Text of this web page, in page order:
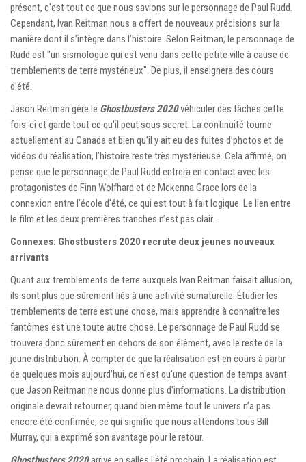
présent, c'est tout ce que nous savions sur le personnage de Paul Rudd.
Cependant, Ivan Reitman nous a offert de nouveaux précisions sur la
manière dont il s’intègre dans l’histoire. Selon Reitman, le personnage de
Rudd est "un sismologue qui est venu dans cette petite ville à cause de
tremblements de terre mystérieux". De plus, il enseignera des cours
d'été.
Jason Reitman gère le Ghostbusters 2020véhiculer des tâches cette
fois-ci et garde tout ce qu'il peut sous secret. La continuité tourne
actuellement au Canada et bien qu’il y ait eu des fuites d’photos et de
vidéos du réalisation, l’histoire reste très mystérieuse. Cela affirmé, on
pense que le personnage de Paul Rudd entrera en contact avec les
protagonistes de Finn Wolfhard et de Mckenna Grace lors de la
connexion entre l'école d'été, ce qui est tout à fait logique. Le lien entre
le film et les deux premières tranches n’est pas clair.
Connexes: Ghostbusters 2020 recrute deux jeunes nouveaux
arrivants
Quant aux tremblements de terre auxquels Ivan Reitman faisait allusion,
ils sont plus que sûrement liés à une activité surnaturelle. Étudier les
tremblements de terre est une chose, mais apprendre à connaître les
fantômes est une toute autre chose. Le personnage de Paul Rudd se
trouvera donc sûrement en dehors de son élément, avec le reste de la
jeune distribution. À compter de que la réalisation est en cours à partir
de quelques mois aujourd’hui, ce n'est qu'une question de temps avant
que Jason Reitman ne nous donne plus d'informations. La distribution
originale devrait retourner, quand bien même tout le univers n’a pas
encore été confirmée, ce qui signifie que nous attendons tous Bill
Murray, qui a exprimé son avantage pour le retour.